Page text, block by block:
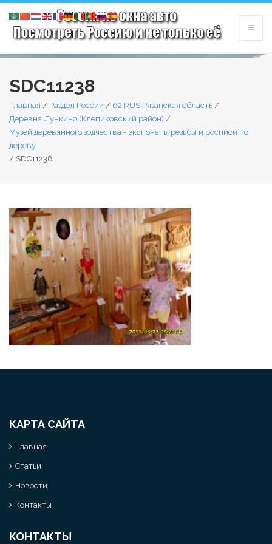
SDC11238
Главная / Раздел России / 62 RUS Рязанская область /
Деревня Лункино (Клепиковский район) /
Музей деревянного зодчества - экспонаты резьбы и росписи по
дереву
/ SDC11238
КАРТА САЙТА
Главная
Статьи
Новости
Контакты
КОНТАКТЫ